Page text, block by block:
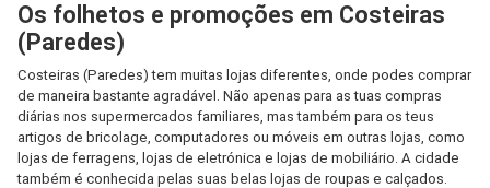
Os folhetos e promoções em Costeiras
(Paredes)
Costeiras (Paredes) tem muitas lojas diferentes, onde podes comprar
de maneira bastante agradável. Não apenas para as tuas compras
diárias nos supermercados familiares, mas também para os teus
artigos de bricolage, computadores ou móveis em outras lojas, como
lojas de ferragens, lojas de eletrónica e lojas de mobiliário. A cidade
também é conhecida pelas suas belas lojas de roupas e calçados.